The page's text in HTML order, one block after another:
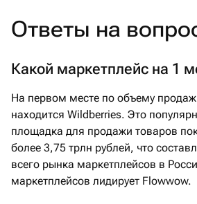
Ответы на
Какой маркетплейс на 1
На первом месте по объему продаж
находится Wildberries. Это
площадка для продажи товаров
более 3,75 трлн рублей, что
всего рынка маркетплейсов в
маркетплейсов лидирует Flowwow.